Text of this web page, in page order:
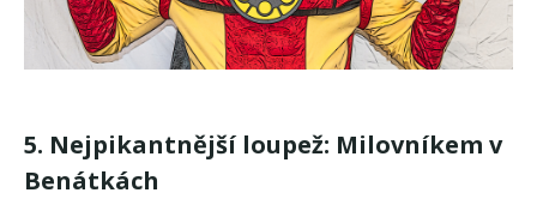
5. Nejpikantnější loupež: Milovníkem v
Benátkách